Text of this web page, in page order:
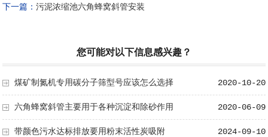
下一篇：污泥浓缩池六角蜂窝斜管安装
您可能对以下信息感兴趣？
2020-10-20
煤矿制氮机专用碳分子筛型号应该怎么选择
2020-06-09
六角蜂窝斜管主要用于各种沉淀和除砂作用
2024-09-10
带颜色污水达标排放要用粉末活性炭吸附